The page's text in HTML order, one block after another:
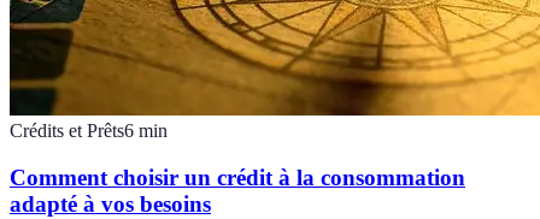
Crédits et Prêts6 min
Comment choisir un crédit à la consommation
adapté à vos besoins